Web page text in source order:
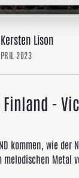
Lison
2023
Finland -
kommen, wie
melodischen Metal